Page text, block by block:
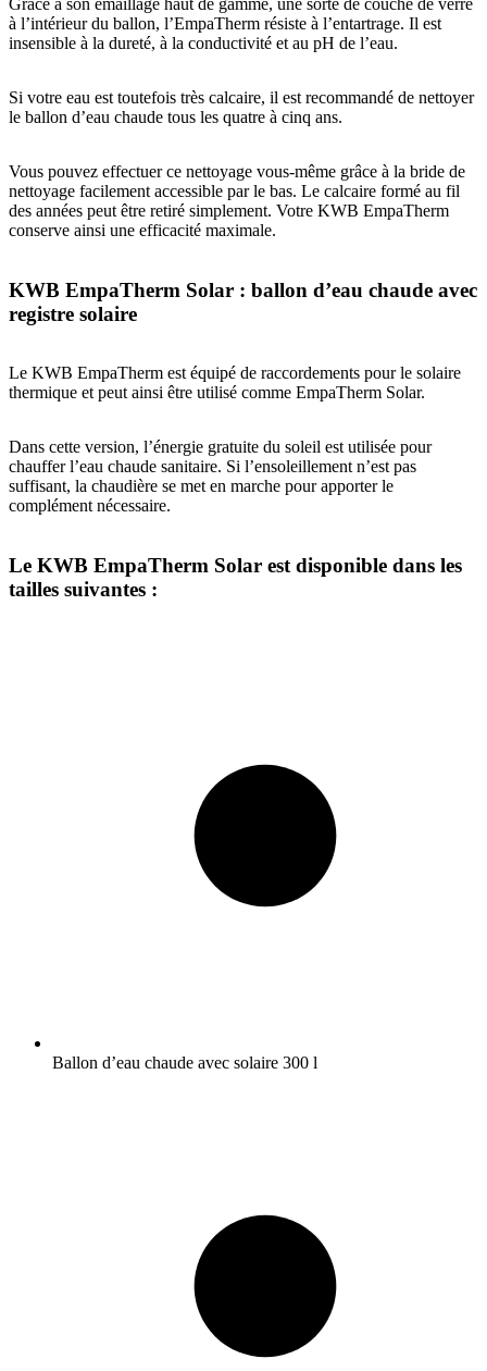
à l’intérieur du ballon, l’EmpaTherm résiste à l’entartrage. Il est
insensible à la dureté, à la conductivité et au pH de l’eau.
Si votre eau est toutefois très calcaire, il est recommandé de nettoyer
le ballon d’eau chaude tous les quatre à cinq ans.
Vous pouvez effectuer ce nettoyage vous-même grâce à la bride de
nettoyage facilement accessible par le bas. Le calcaire formé au fil
des années peut être retiré simplement. Votre KWB EmpaTherm
conserve ainsi une efficacité maximale.
KWB EmpaTherm Solar : ballon d’eau chaude avec
registre solaire
Le KWB EmpaTherm est équipé de raccordements pour le solaire
thermique et peut ainsi être utilisé comme EmpaTherm Solar.
Dans cette version, l’énergie gratuite du soleil est utilisée pour
chauffer l’eau chaude sanitaire. Si l’ensoleillement n’est pas
suffisant, la chaudière se met en marche pour apporter le
complément nécessaire.
Le KWB EmpaTherm Solar est disponible dans les
tailles suivantes :
Ballon d’eau chaude avec solaire 300 l